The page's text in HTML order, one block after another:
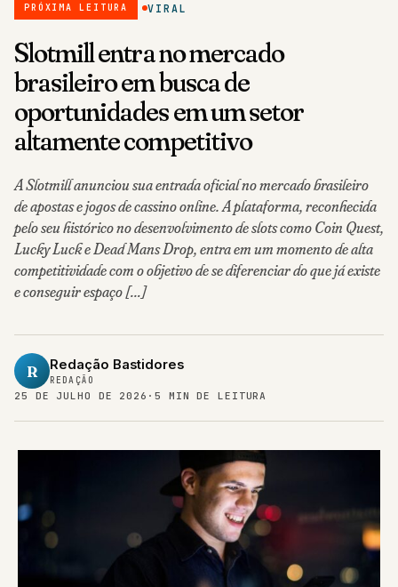
PRÓXIMA LEITURA VIRAL
Slotmill entra no mercado
brasileiro em busca de
oportunidades em um setor
altamente competitivo
A Slotmill anunciou sua entrada oficial no mercado brasileiro
de apostas e jogos de cassino online. A plataforma, reconhecida
pelo seu histórico no desenvolvimento de slots como Coin Quest,
Lucky Luck e Dead Mans Drop, entra em um momento de alta
competitividade com o objetivo de se diferenciar do que já existe
e conseguir espaço […]
R Redação Bastidores
REDAÇÃO
25 DE JULHO DE 2026 · 5 MIN DE LEITURA